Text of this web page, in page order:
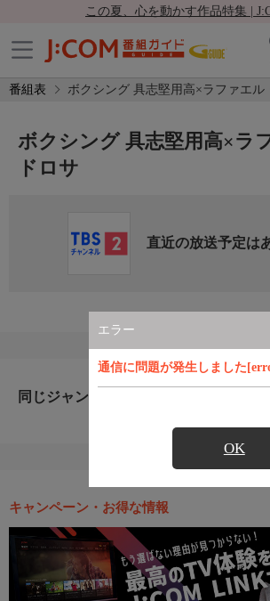
この夏、心を動かす作品特集 |
番組表 ボクシング 具志堅用高×ラファエル
エラー
通信に問題が発生しました
OK
ボクシング 具志堅用高×ラ
ドロサ
直近の放送予定は
同じジャンルのおすすめ番組
キャンペーン・お得な情報